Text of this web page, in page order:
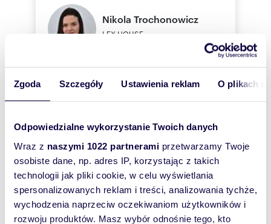
Zgoda Szczegóły Ustawienia reklam O plikach
Odpowiedzialne wykorzystanie Twoich danych
Wraz z naszymi 1022 partnerami przetwarzamy Twoje
osobiste dane, np. adres IP, korzystając z takich
technologii jak pliki cookie, w celu wyświetlania
spersonalizowanych reklam i treści, analizowania tychże,
wychodzenia naprzeciw oczekiwaniom użytkowników i
rozwoju produktów. Masz wybór odnośnie tego, kto
Nikola Trochonowicz
LEX HOUSE
537920 Pokaż telefon
Zostaw telefon, oddzwonimy
bezpłatnie
Zatwierdź